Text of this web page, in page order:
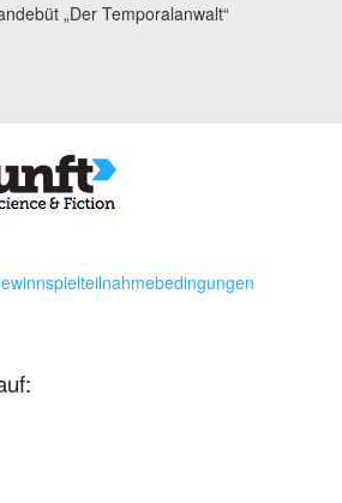
„Der Temporalanwalt“